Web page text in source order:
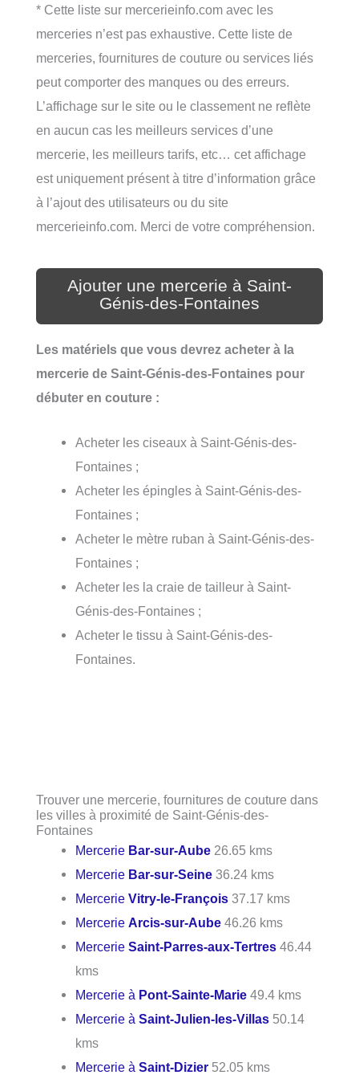
* Cette liste sur mercerieinfo.com avec les
merceries n’est pas exhaustive. Cette liste de
merceries, fournitures de couture ou services liés
peut comporter des manques ou des erreurs.
L’affichage sur le site ou le classement ne reflète
en aucun cas les meilleurs services d’une
mercerie, les meilleurs tarifs, etc… cet affichage
est uniquement présent à titre d’information grâce
à l’ajout des utilisateurs ou du site
mercerieinfo.com. Merci de votre compréhension.
Ajouter une mercerie à Saint-
Génis-des-Fontaines
Les matériels que vous devrez acheter à la
mercerie de Saint-Génis-des-Fontaines pour
débuter en couture :
Acheter les ciseaux à Saint-Génis-des-
Fontaines ;
Acheter les épingles à Saint-Génis-des-
Fontaines ;
Acheter le mètre ruban à Saint-Génis-des-
Fontaines ;
Acheter les la craie de tailleur à Saint-
Génis-des-Fontaines ;
Acheter le tissu à Saint-Génis-des-
Fontaines.
Trouver une mercerie, fournitures de couture dans
les villes à proximité de Saint-Génis-des-
Fontaines
Mercerie Bar-sur-Aube 26.65 kms
Mercerie Bar-sur-Seine 36.24 kms
MercerieVitry-le-François 37.17 kms
MercerieArcis-sur-Aube 46.26 kms
MercerieSaint-Parres-aux-Tertres 46.44
kms
Mercerie à Pont-Sainte-Marie 49.4 kms
Mercerie àSaint-Julien-les-Villas 50.14
kms
Mercerie àSaint-Dizier 52.05 kms